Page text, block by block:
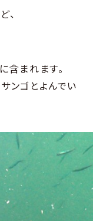
、
含まれます。
ンゴとよんでい